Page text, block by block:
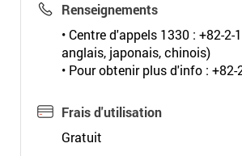
Renseignements
• Centre d'appels 1330 : +82-2-
anglais, japonais, chinois)
• Pour obtenir plus d'info : +82-
Frais d'utilisation
Gratuit